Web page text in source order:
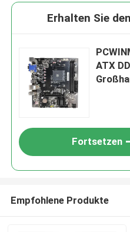
Erhalten Sie
ATX
Fortsetzen
Empfohlene Produkte